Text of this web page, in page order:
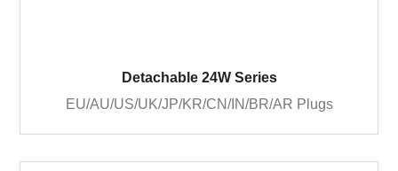
Detachable 24W Series
EU/AU/US/UK/JP/KR/CN/IN/BR/AR Plugs